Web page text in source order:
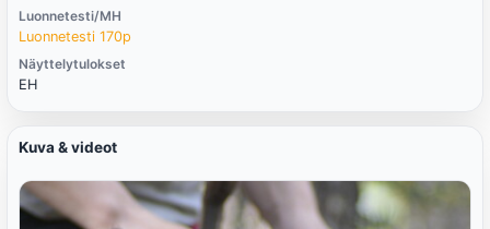
Luonnetesti/MH
Luonnetesti 170p
Näyttelytulokset
EH
Kuva & videot